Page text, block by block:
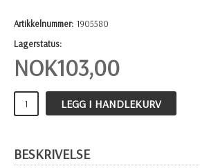
Artikkelnummer: 1905580
Lagerstatus:
NOK103,00
LEGG I HANDLEKURV
BESKRIVELSE